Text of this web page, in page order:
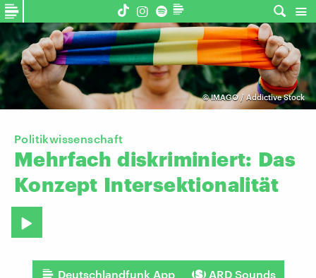
©IMAGO / Addictive Stock
Politikwissenschaft
Mehrfach diskriminiert: Das
Konzept Intersektionalität
Deutschlandfunk App ARD Sounds